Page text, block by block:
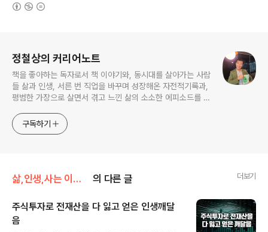
정철상의 커리어노트
책을 좋아하는 독자로서 책 이야기와, 동시대를 살아가는 사람
들 삶과 인생, 서른 번 직업을 바꾸며 성장해온 자전적기록과,
평범한 가장으로 살면서 겪고 느낀 삶의 소소한 에피소드를 전
고픈 커리어코치, 유튜브: 정교수의 인생수업
구독하기
삶,인생,사는 이야기 의 다른 글 더보기
주식투자로 전재산을 다 잃고 얻은 인생깨달
음